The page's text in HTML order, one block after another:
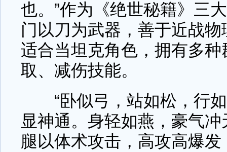
也。”作为《绝世秘籍》三
门以刀为武器，善于近战
适合当坦克角色，拥有多
取、减伤技能。
“卧似弓，站如松，行如
显神通。身轻如燕，豪气
腿以体术攻击，高攻高爆